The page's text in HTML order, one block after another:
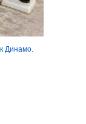
Динамо.